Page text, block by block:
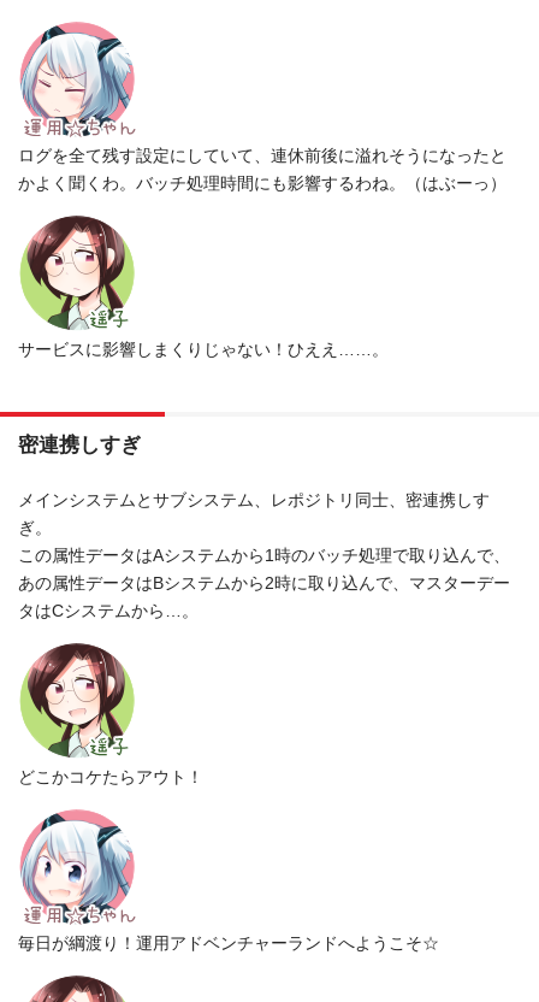
ログを全て残す設定にしていて、連休前後に溢れそうになったと
かよく聞くわ。バッチ処理時間にも影響するわね。（はぶーっ）
サービスに影響しまくりじゃない！ひええ……。
密連携しすぎ
メインシステムとサブシステム、レポジトリ同士、密連携しす
ぎ。
この属性データはAシステムから1時のバッチ処理で取り込んで、
あの属性データはBシステムから2時に取り込んで、マスターデー
タはCシステムから…。
どこかコケたらアウト！
毎日が綱渡り！運用アドベンチャーランドへようこそ☆